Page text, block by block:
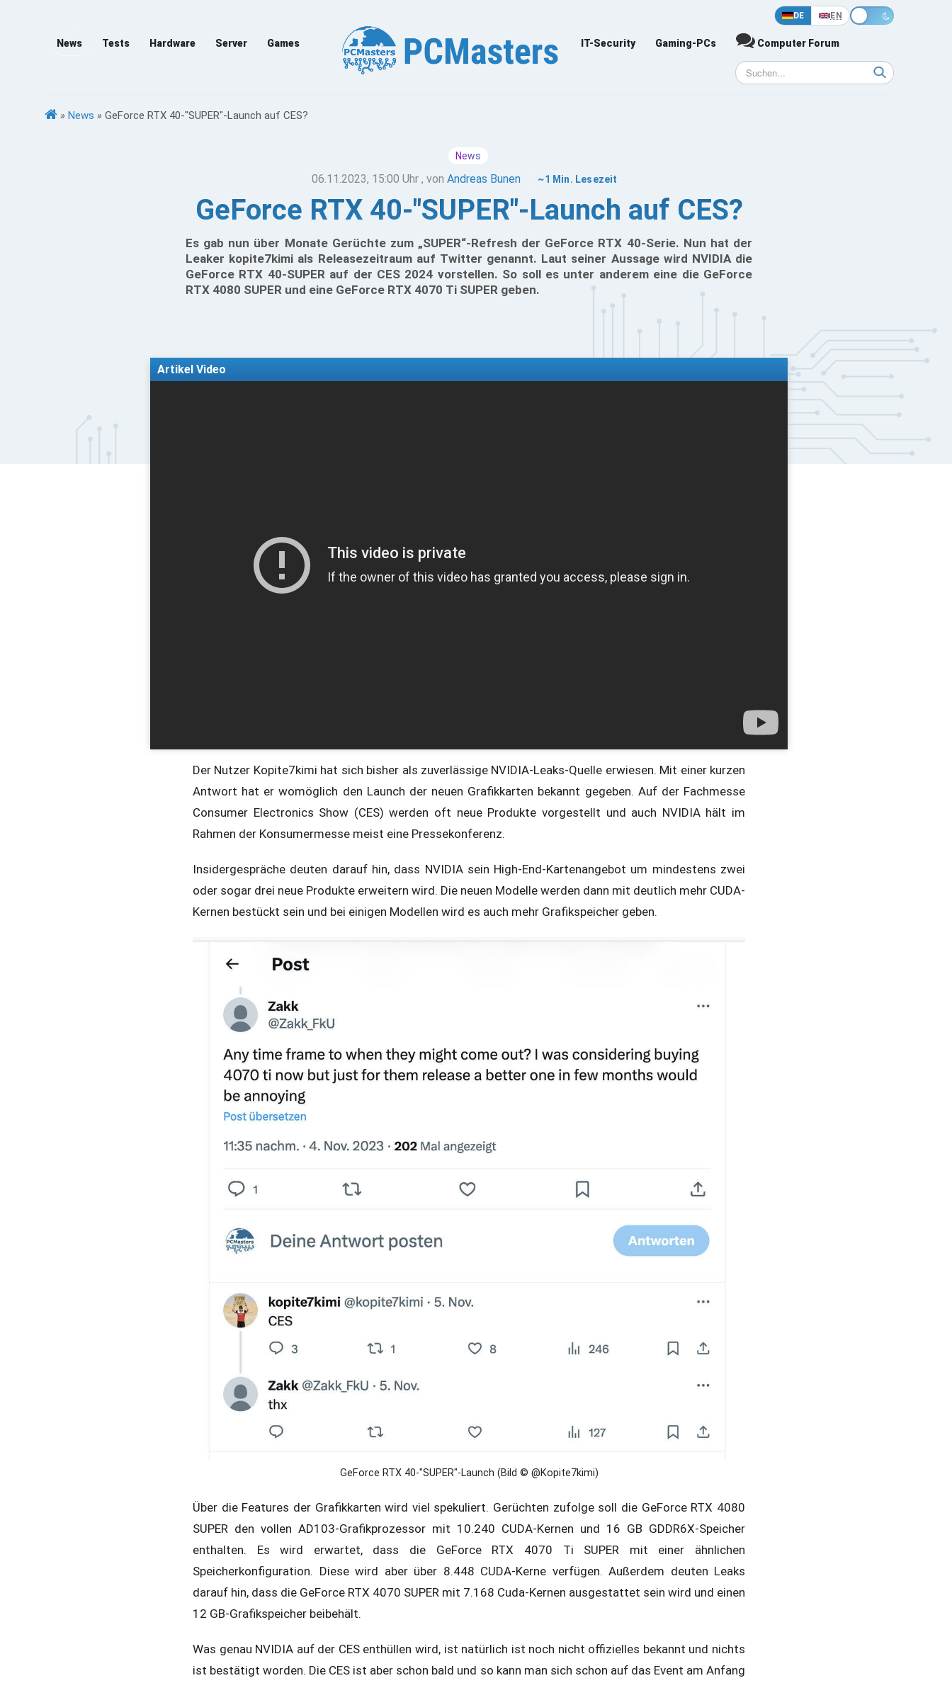
DE EN
News Tests Hardware Server Games IT-Security Gaming-PCs Computer Forum
» News » GeForce RTX 40-"SUPER"-Launch auf CES?
News
06.11.2023, 15:00 Uhr , vonAndreas Bunen ~1 Min. Lesezeit
GeForce RTX 40-"SUPER"-Launch auf CES?
Es gab nun über Monate Gerüchte zum „SUPER“-Refresh der GeForce RTX 40-Serie. Nun hat der
Leaker kopite7kimi als Releasezeitraum auf Twitter genannt. Laut seiner Aussage wird NVIDIA die
GeForce RTX 40-SUPER auf der CES 2024 vorstellen. So soll es unter anderem eine die GeForce
RTX 4080 SUPER und eine GeForce RTX 4070 Ti SUPER geben.
Artikel Video
Der Nutzer Kopite7kimi hat sich bisher als zuverlässige NVIDIA-Leaks-Quelle erwiesen. Mit einer kurzen
Antwort hat er womöglich den Launch der neuen Grafikkarten bekannt gegeben. Auf der Fachmesse
Consumer Electronics Show (CES) werden oft neue Produkte vorgestellt und auch NVIDIA hält im
Rahmen der Konsumermesse meist eine Pressekonferenz.
Insidergespräche deuten darauf hin, dass NVIDIA sein High-End-Kartenangebot um mindestens zwei
oder sogar drei neue Produkte erweitern wird. Die neuen Modelle werden dann mit deutlich mehr CUDA-
Kernen bestückt sein und bei einigen Modellen wird es auch mehr Grafikspeicher geben.
GeForce RTX 40-"SUPER"-Launch (Bild © @Kopite7kimi)
Über die Features der Grafikkarten wird viel spekuliert. Gerüchten zufolge soll die GeForce RTX 4080
SUPER den vollen AD103-Grafikprozessor mit 10.240 CUDA-Kernen und 16 GB GDDR6X-Speicher
enthalten. Es wird erwartet, dass die GeForce RTX 4070 Ti SUPER mit einer ähnlichen
Speicherkonfiguration. Diese wird aber über 8.448 CUDA-Kerne verfügen. Außerdem deuten Leaks
darauf hin, dass die GeForce RTX 4070 SUPER mit 7.168 Cuda-Kernen ausgestattet sein wird und einen
12 GB-Grafikspeicher beibehält.
Was genau NVIDIA auf der CES enthüllen wird, ist natürlich ist noch nicht offizielles bekannt und nichts
ist bestätigt worden. Die CES ist aber schon bald und so kann man sich schon auf das Event am Anfang